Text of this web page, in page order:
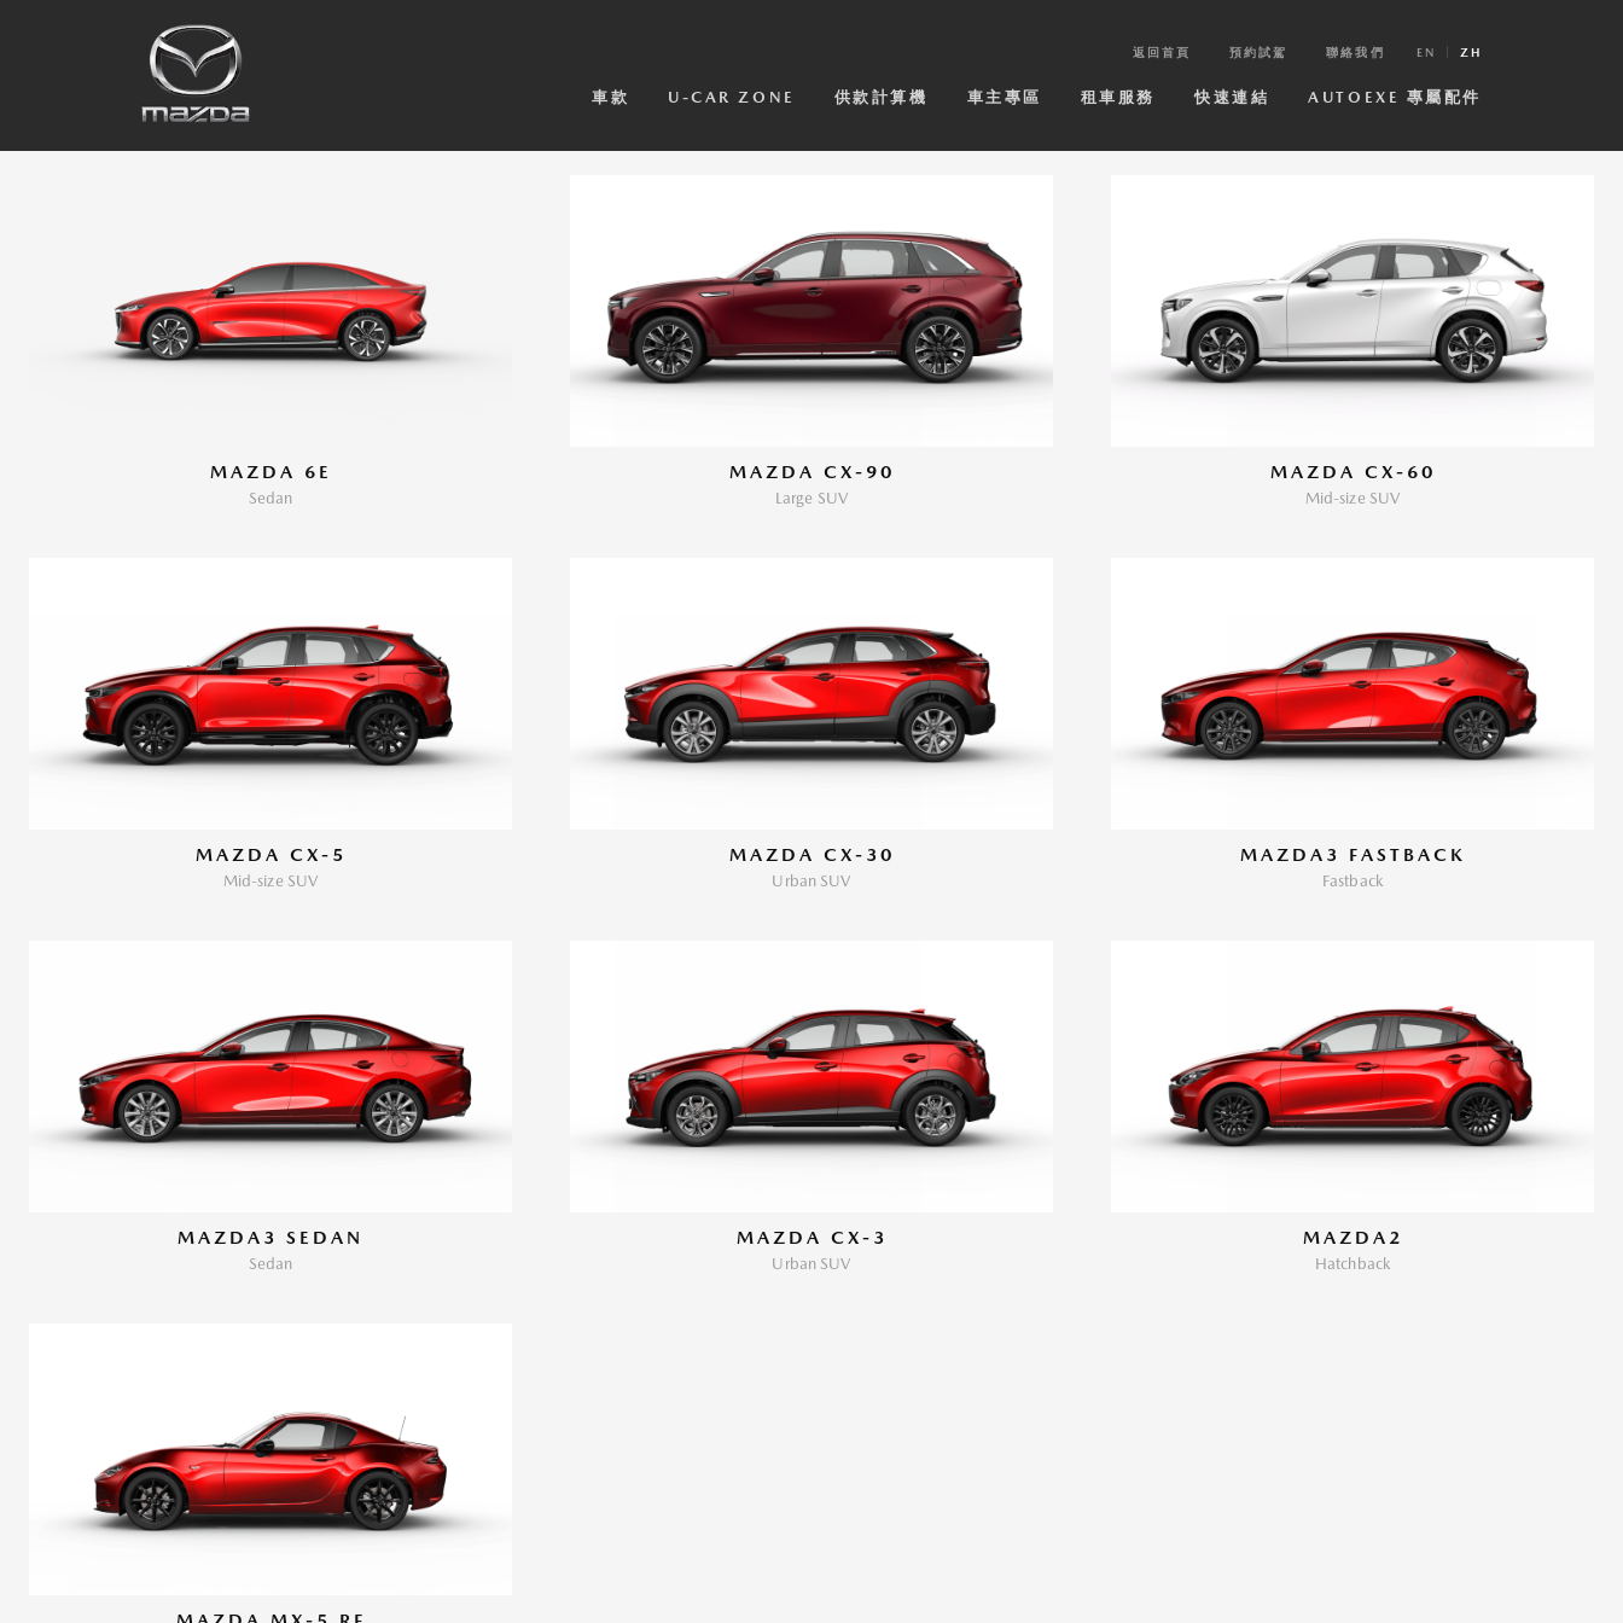
返回首頁 預約試駕 聯絡我們 EN ZH
車款 U-CAR ZONE 供款計算機 車主專區 租車服務 快速連結 AUTOEXE 專屬配件
MAZDA 6E
Sedan
MAZDA CX-90
Large SUV
MAZDA CX-60
Mid-size SUV
MAZDA CX-5
Mid-size SUV
MAZDA CX-30
Urban SUV
MAZDA3 FASTBACK
Fastback
MAZDA3 SEDAN
Sedan
MAZDA CX-3
Urban SUV
MAZDA2
Hatchback